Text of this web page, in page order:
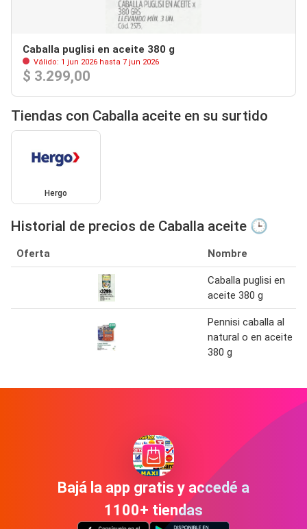
Caballa puglisi en aceite 380 g
Válido: 1 jun 2026 hasta 7 jun 2026
$ 3.299,00
Tiendas con Caballa aceite en su surtido
Hergo
Historial de precios de Caballa aceite 🕒
Oferta Nombre
Caballa puglisi en
aceite 380 g
Pennisi caballa al
natural o en aceite
380 g
Bajá la app gratis y accedé a
1100+ tiendas